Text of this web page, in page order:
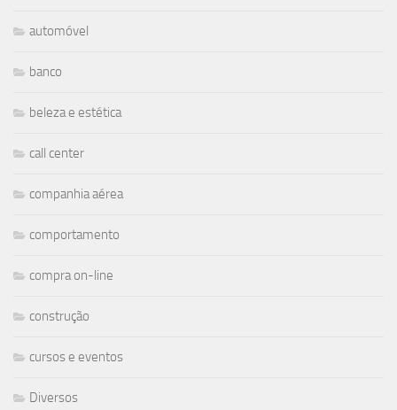
automóvel
banco
beleza e estética
call center
companhia aérea
comportamento
compra on-line
construção
cursos e eventos
Diversos